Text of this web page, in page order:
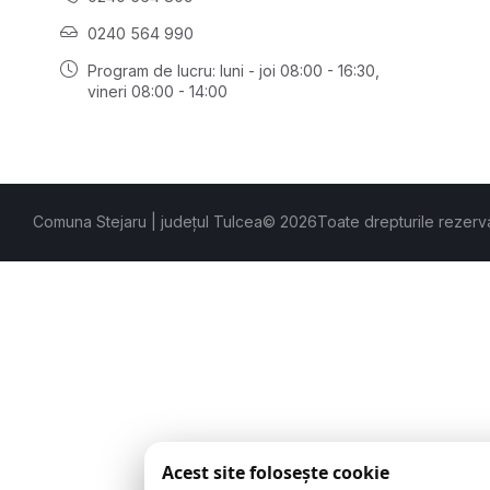
0240 564 990
Program de lucru: luni - joi 08:00 - 16:30,
vineri 08:00 - 14:00
Comuna Stejaru | județul Tulcea© 2026Toate drepturile
Acest site folosește cookie